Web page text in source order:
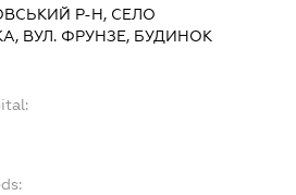
Р-Н, СЕЛО
ВУЛ. ФРУНЗЕ, БУДИНОК